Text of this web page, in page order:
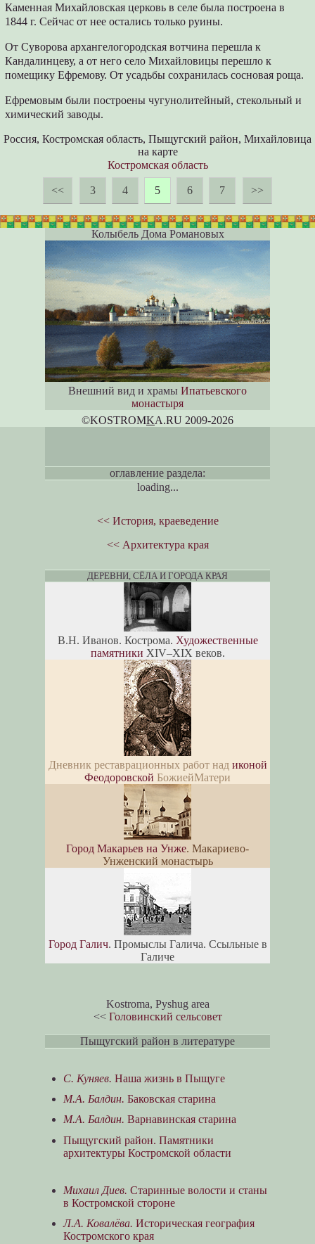
Каменная Михайловская церковь в селе была построена в
1844 г. Сейчас от нее остались только руины.
От Суворова архангелогородская вотчина перешла к
Кандалинцеву, а от него село Михайловицы перешло к
помещику Ефремову. От усадьбы сохранилась сосновая роща.
Ефремовым были построены чугунолитейный, стекольный и
химический заводы.
Россия, Костромская область, Пыщугский район, Михайловица
на карте
Костромская область
<< 3 4 5 6 7 >>
Колыбель Дома Романовых
Внешний вид и храмы Ипатьевского
монастыря
©KOSTROMKA.RU 2009-2026
оглавление раздела:
loading...
<< История, краеведение
<< Архитектура края
ДЕРЕВНИ, СЁЛА И ГОРОДА КРАЯ
В.Н. Иванов. Кострома. Художественные
памятники XIV–XIX веков.
Дневник реставрационных работ над иконой
Феодоровской БожиейМатери
Город Макарьев на Унже. Макариево-
Унженский монастырь
Город Галич. Промыслы Галича. Ссыльные в
Галиче
Kostroma, Pyshug area
<< Головинский сельсовет
Пыщугский район в литературе
С. Куняев. Наша жизнь в Пыщуге
М.А. Балдин. Баковская старина
М.А. Балдин. Варнавинская старина
Пыщугский район. Памятники
архитектуры Костромской области
Михаил Диев. Старинные волости и станы
в Костромской стороне
Л.А. Ковалёва. Историческая география
Костромского края